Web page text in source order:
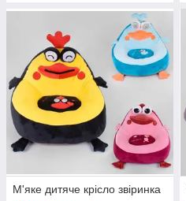
М'яке дитяче крісло звіринка